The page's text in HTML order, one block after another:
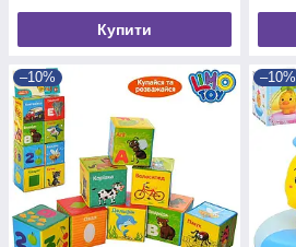
Купити
–10% –10%